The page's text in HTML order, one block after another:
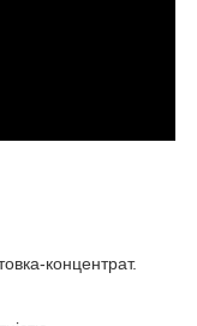
концентрат.